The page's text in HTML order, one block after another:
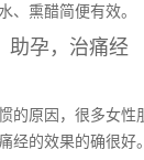
、熏醋简便有效。
助孕，治痛经
的原因，很多女
经的效果的确很好